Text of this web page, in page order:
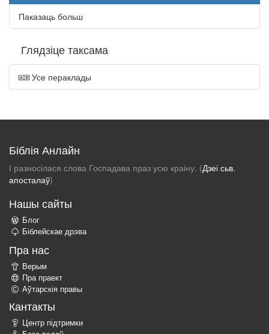
Паказаць больш
Глядзіце таксама
Усе пераклады
Біблія Анлайн
І разносілася слова Госпадава праз усю краіну. (Дзеі сьв.
апосталаў)
Нашы сайты
Блог
Біблейскае дрэва
Пра нас
Верым
Пра праект
Аўтарскія правы
Кантакты
Центр підтримки